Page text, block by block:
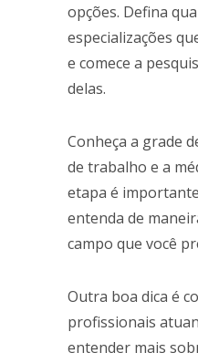
opções. Defina
especializações
e comece a
delas.
Conheça a grade
de trabalho e a
etapa é
entenda de
campo que você
Outra boa dica é
profissionais
entender mais